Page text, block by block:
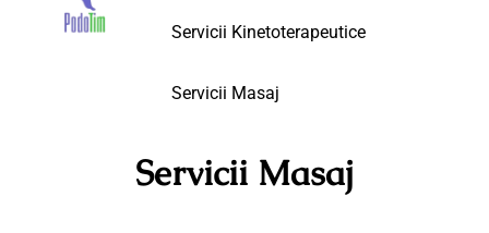
Servicii Kinetoterapeutice
Servicii Masaj
Servicii Masaj